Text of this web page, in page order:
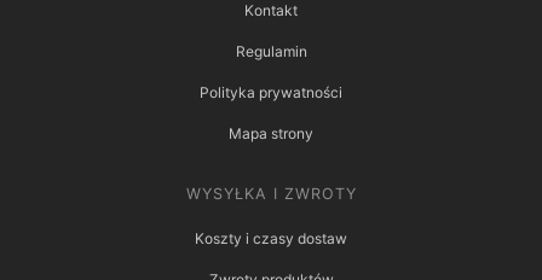
Kontakt
Regulamin
Polityka prywatności
Mapa strony
WYSYŁKA I ZWROTY
Koszty i czasy dostaw